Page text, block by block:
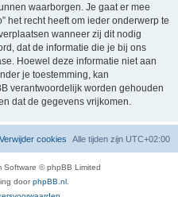
waarborgen. Je gaat er mee
het recht heeft om ieder onderwerp te
wanneer zij dit nodig
dat de informatie die je bij ons
Hoewel deze informatie niet aan
je toestemming, kan
verantwoordelijk worden gehouden
dat de gegevens vrijkomen.
Alle tijden zijn UTC+02:00
Verwijder cookies
Software © phpBB Limited
doorphpBB.nl